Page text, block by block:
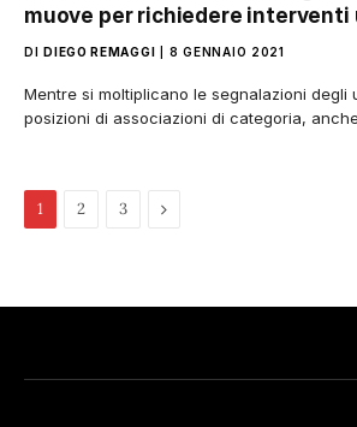
muove per richiedere interventi
DI DIEGO REMAGGI 8 GENNAIO 2021
Mentre si moltiplicano le segnalazioni degli
posizioni di associazioni di categoria,
1 2 3
Pagina